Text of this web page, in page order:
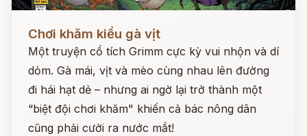
Chơi khăm kiểu gà vịt
Một truyện cổ tích Grimm cực kỳ vui nhộn và dí
dỏm. Gà mái, vịt và mèo cùng nhau lên đường
đi hái hạt dẻ – nhưng ai ngờ lại trở thành một
“biệt đội chơi khăm" khiến cả bác nông dân
cũng phải cười ra nước mắt!